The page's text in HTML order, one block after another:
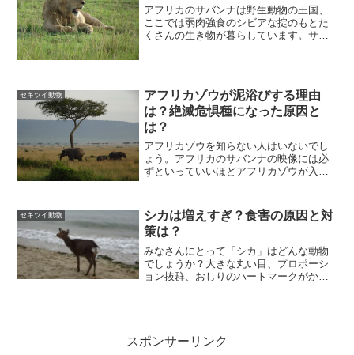
アフリカのサバンナは野生動物の王国、
ここでは弱肉強食のシビアな掟のもとた
くさんの生き物が暮らしています。サバ
セキツイ動物
アフリカゾウが泥浴びする理由
は？絶滅危惧種になった原因と
は？
アフリカゾウを知らない人はいないでし
ょう。アフリカのサバンナの映像には必
ずといっていいほどアフリカゾウが入っ
びるためには水を確保することが大切で
す。アフリカゾウの泥浴び...
セキツイ動物
シカは増えすぎ？食害の原因と対
策は？
みなさんにとって「シカ」はどんな動物
でしょうか？大きな丸い目、プロポーシ
ョン抜群、おしりのハートマークがかわ
スポンサーリンク